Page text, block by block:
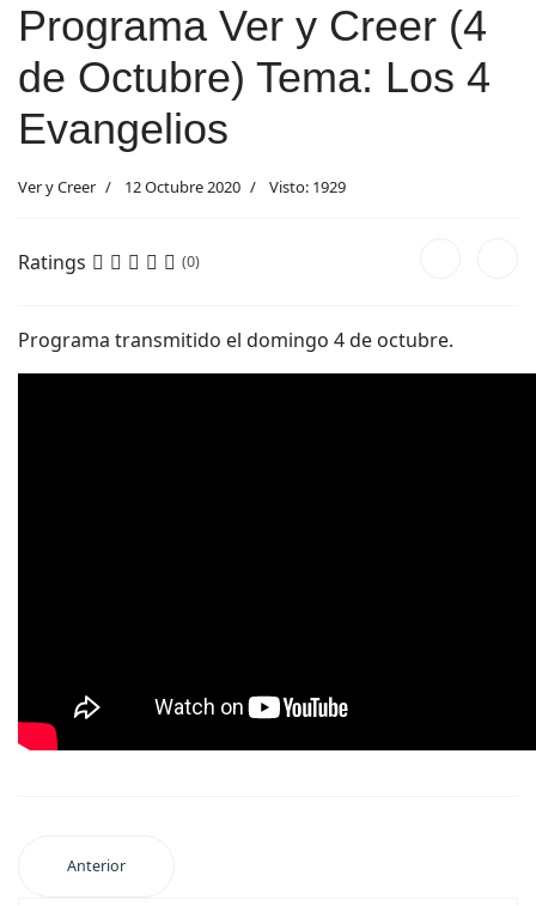
Programa Ver y Creer (4
de Octubre) Tema: Los 4
Evangelios
Ver y Creer 12 Octubre 2020 Visto: 1929
Ratings (0)
Programa transmitido el domingo 4 de octubre.
Anterior